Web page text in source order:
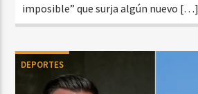
imposible” que surja algún nuevo […]
DEPORTES